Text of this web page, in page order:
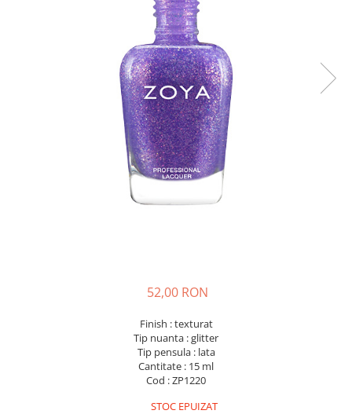
52,00 RON
Finish : texturat
Tip nuanta : glitter
Tip pensula : lata
Cantitate : 15 ml
Cod : ZP1220
STOC EPUIZAT